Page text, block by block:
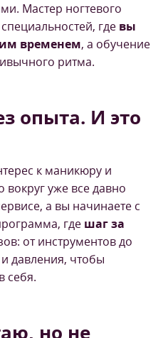
Мастер ногтевого
где вы
временем, а обучение
ритма.
опыта. И это
к маникюру и
вокруг уже все давно
а вы начинаете с
где шаг за
от инструментов до
давления, чтобы
себя.
но не